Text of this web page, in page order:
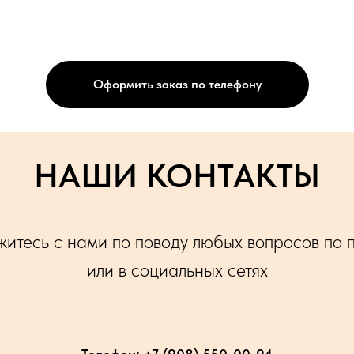
Оформить заказ по телефону
НАШИ КОНТАКТЫ
с нами по поводу любых вопросов по
или в социальных сетях